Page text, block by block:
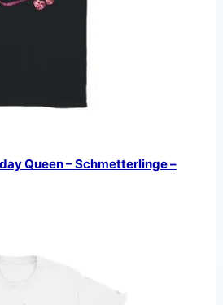
Queen – Schmetterlinge –